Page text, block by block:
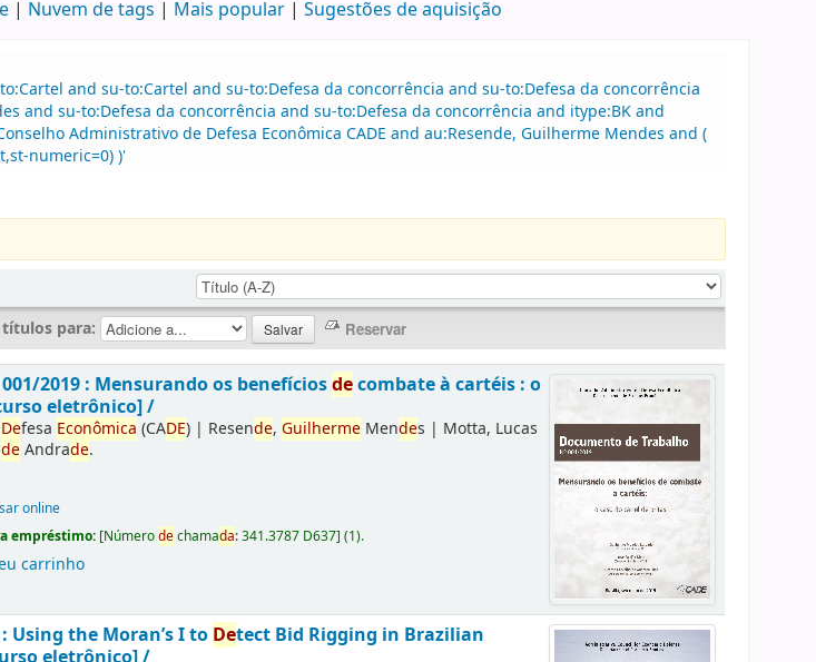
Nuvem de tags Mais popular Sugestões de aquisição
and su-to:Cartel and su-to:Defesa da concorrência and su-to:Defesa da concorrência
and su-to:Defesa da concorrência and su-to:Defesa da concorrência and itype:BK and
Administrativo de Defesa Econômica CADE and au:Resende, Guilherme Mendes and (
numeric=0) )'
para:
2019 : Mensurando os benefíciosdecombate à cartéis : o
eletrônico] /
Defesa Econômica (CADE) | Resende,Guilherme Mendes | Motta, Lucas
deAndrade.
online
empréstimo: [Númerodechamada:341.3787 D637](1).
carrinho
Using the Moran’s I to Detect Bid Rigging in Brazilian